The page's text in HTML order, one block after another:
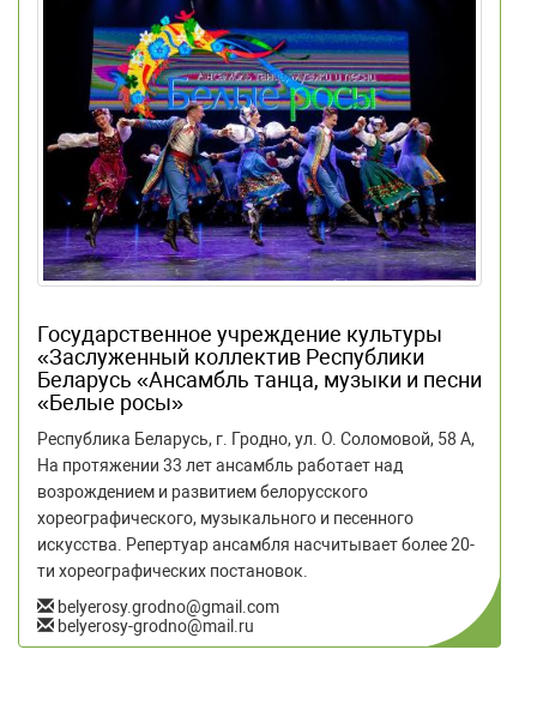
Государственное учреждение культуры
«Заслуженный коллектив Республики
Беларусь «Ансамбль танца, музыки и песни
«Белые росы»
Республика Беларусь, г. Гродно, ул. О. Соломовой, 58 А,
На протяжении 33 лет ансамбль работает над
возрождением и развитием белорусского
хореографического, музыкального и песенного
искусства. Репертуар ансамбля насчитывает более 20-
ти хореографических постановок.
belyerosy.grodno@gmail.com
belyerosy-grodno@mail.ru